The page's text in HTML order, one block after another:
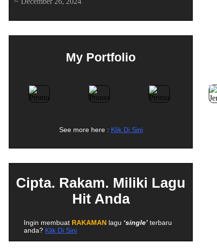
My Portfolio
See more here : Klik Di Sini
Cipta. Rakam. Miliki Lagu
Hit Anda
Ingin membuat RAKAMAN lagu ‘single’ terbaru
anda? Klik Di Sini